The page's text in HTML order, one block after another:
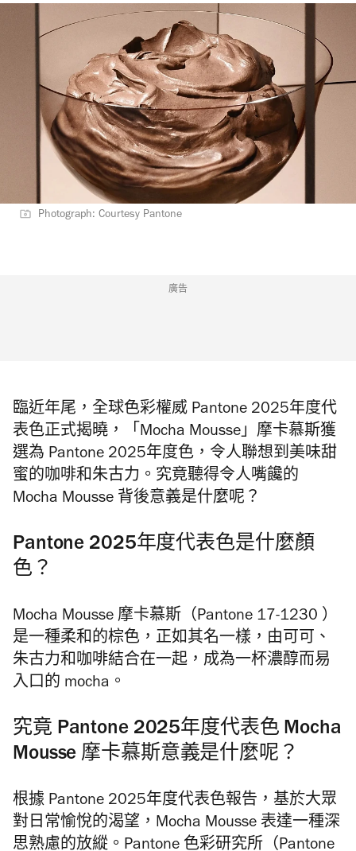
Photograph: Courtesy Pantone
廣告
臨近年尾，全球色彩權威 Pantone 2025年度代
表色正式揭曉，「Mocha Mousse」摩卡慕斯獲
選為 Pantone 2025年度色，令人聯想到美味甜
蜜的咖啡和朱古力。究竟聽得令人嘴饞的
Mocha Mousse 背後意義是什麼呢？
Pantone 2025年度代表色是什麼顏
色？
Mocha Mousse 摩卡慕斯（Pantone 17-1230 ）
是一種柔和的棕色，正如其名一樣，由可可、
朱古力和咖啡結合在一起，成為一杯濃醇而易
入口的 mocha。
究竟 Pantone 2025年度代表色 Mocha
Mousse 摩卡慕斯意義是什麼呢？
根據 Pantone 2025年度代表色報告，基於大眾
對日常愉悅的渴望，Mocha Mousse 表達一種深
思熟慮的放縱。Pantone 色彩研究所（Pantone